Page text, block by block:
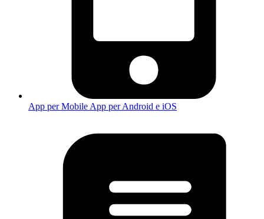
App per Mobile App per Android e iOS